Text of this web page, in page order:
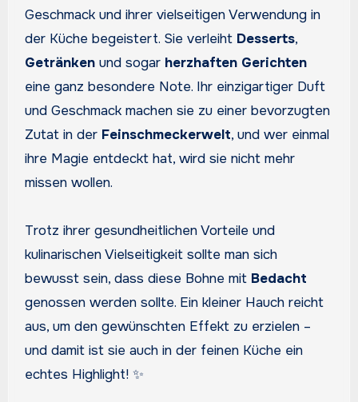
Geschmack und ihrer vielseitigen Verwendung in
der Küche begeistert. Sie verleiht Desserts,
Getränkenund sogar herzhaften Gerichten
eine ganz besondere Note. Ihr einzigartiger Duft
und Geschmack machen sie zu einer bevorzugten
Zutat in der Feinschmeckerwelt, und wer einmal
ihre Magie entdeckt hat, wird sie nicht mehr
missen wollen.
Trotz ihrer gesundheitlichen Vorteile und
kulinarischen Vielseitigkeit sollte man sich
bewusst sein, dass diese Bohne mit Bedacht
genossen werden sollte. Ein kleiner Hauch reicht
aus, um den gewünschten Effekt zu erzielen –
und damit ist sie auch in der feinen Küche ein
echtes Highlight! ✨